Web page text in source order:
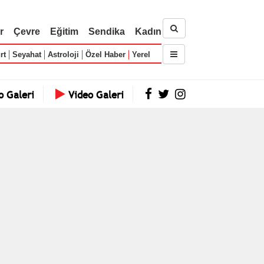
Çevre Eğitim Sendika Kadın
Seyahat Astroloji Özel Haber Yerel
Galeri Video Galeri